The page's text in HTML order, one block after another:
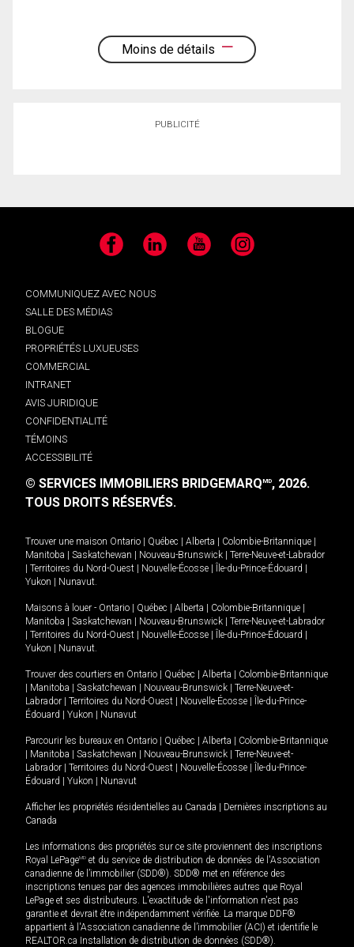
Moins de détails
PUBLICITÉ
Facebook LinkedIn YouTube Instagram
COMMUNIQUEZ AVEC NOUS
SALLE DES MÉDIAS
BLOGUE
PROPRIÉTÉS LUXUEUSES
COMMERCIAL
INTRANET
AVIS JURIDIQUE
CONFIDENTIALITÉ
TÉMOINS
ACCESSIBILITÉ
© SERVICES IMMOBILIERS BRIDGEMARQMD, 2026.
TOUS DROITS RÉSERVÉS.
Trouver une maison Ontario | Québec | Alberta | Colombie-Britannique |
Manitoba | Saskatchewan | Nouveau-Brunswick | Terre-Neuve-et-Labrador
| Territoires du Nord-Ouest | Nouvelle-Écosse | Île-du-Prince-Édouard |
Yukon | Nunavut
Maisons à louer - Ontario | Québec | Alberta | Colombie-Britannique |
Manitoba | Saskatchewan | Nouveau-Brunswick | Terre-Neuve-et-Labrador
| Territoires du Nord-Ouest | Nouvelle-Écosse | Île-du-Prince-Édouard |
Yukon | Nunavut
Trouver des courtiers en Ontario | Québec | Alberta | Colombie-Britannique
| Manitoba | Saskatchewan | Nouveau-Brunswick | Terre-Neuve-et-
Labrador | Territoires du Nord-Ouest | Nouvelle-Écosse | Île-du-Prince-
Édouard | Yukon | Nunavut
Parcourir les bureaux en Ontario | Québec | Alberta | Colombie-Britannique
| Manitoba | Saskatchewan | Nouveau-Brunswick | Terre-Neuve-et-
Labrador | Territoires du Nord-Ouest | Nouvelle-Écosse | Île-du-Prince-
Édouard | Yukon | Nunavut
Afficher les propriétés résidentielles au Canada | Dernières inscriptions au
Canada
Les informations des propriétés sur ce site proviennent des inscriptions
Royal LePageMD et du service de distribution de données de l'Association
canadienne de l’immobilier (SDD®). SDD® met en référence des
inscriptions tenues par des agences immobilières autres que Royal
LePage et ses distributeurs. L'exactitude de l'information n'est pas
garantie et devrait être indépendamment vérifiée. La marque DDF®
appartient à l'Association canadienne de l’immobilier (ACI) et identifie le
REALTOR.ca Installation de distribution de données (SDD®).